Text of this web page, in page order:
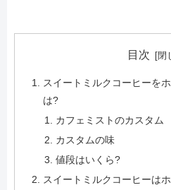
目次
スイートミルクコーヒーを
は?
カフェミストのカスタム
カスタムの味
値段はいくら?
スイートミルクコーヒーは